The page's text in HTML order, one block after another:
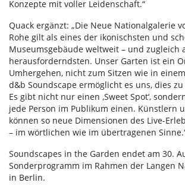
Konzepte mit voller Leidenschaft.“
Quack ergänzt: „Die Neue Nationalgalerie
Rohe gilt als eines der ikonischsten und
Museumsgebäude weltweit – und zugleich
herausforderndsten. Unser Garten ist ein
Umhergehen, nicht zum Sitzen wie in
d&b Soundscape ermöglicht es uns, dies
Es gibt nicht nur einen ‚Sweet Spot‘,
jede Person im Publikum einen. Künstlern
können so neue Dimensionen des Live-
– im wörtlichen wie im übertragenen
Soundscapes in the Garden endet am 30.
Sonderprogramm im Rahmen der Langen
in Berlin.